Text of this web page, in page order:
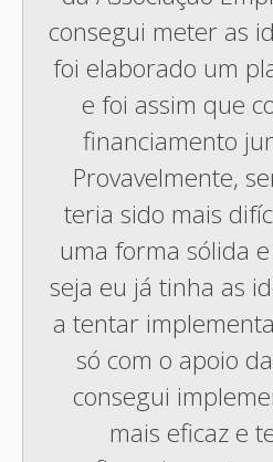
consegui meter as
foi elaborado um
e foi assim que
financiamento
Provavelmente,
teria sido mais
uma forma sólida
seja eu já tinha as
a tentar
só com o apoio
consegui
mais eficaz e